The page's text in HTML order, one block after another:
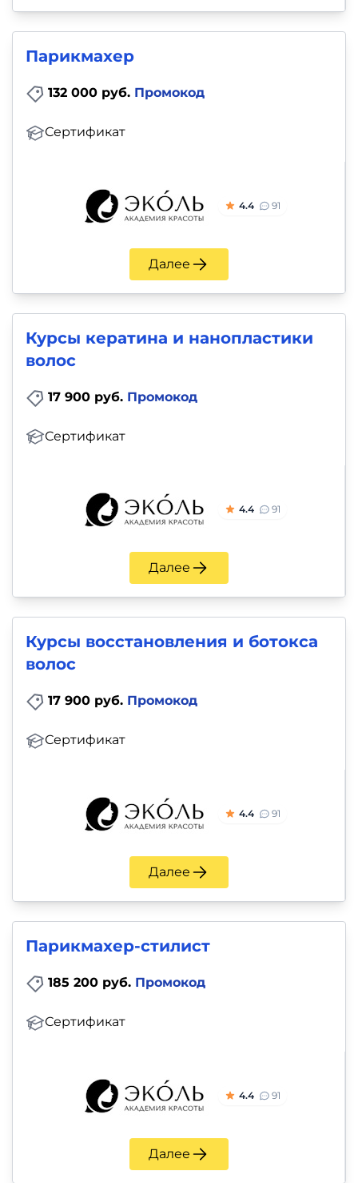
Парикмахер
132 000 руб. Промокод
Сертификат
4.4 91
Далее
Курсы кератина и нанопластики
волос
17 900 руб. Промокод
Сертификат
4.4 91
Далее
Курсы восстановления и ботокса
волос
17 900 руб. Промокод
Сертификат
4.4 91
Далее
Парикмахер-стилист
185 200 руб. Промокод
Сертификат
4.4 91
Далее